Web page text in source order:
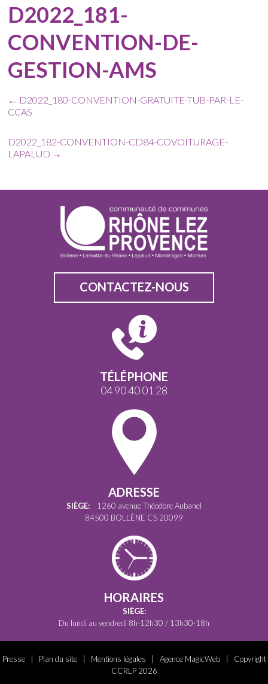
D2022_181-
CONVENTION-DE-
GESTION-AMS
← D2022_180-CONVENTION-GRATUITE-TUB-PAR-LE-
CCAS
D2022_182-CONVENTION-CD84-COVOITURAGE-
LAPALUD →
CONTACTEZ-NOUS
TÉLÉPHONE
04 90 40 01 28
ADRESSE
SIÈGE: 1260 avenue Théodore Aubanel
84500 BOLLÈNE CS 20099
HORAIRES
SIÈGE:
Du lundi au vendredi 8h-12h30 / 13h30-18h
Presse| Plan du site| Mentions légales Agence MagicWeb| Copyright
CCRLP 2026